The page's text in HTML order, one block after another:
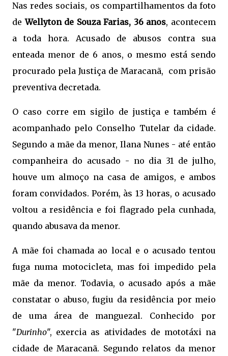
Nas redes sociais, os compartilhamentos da foto
deWellyton de Souza Farias, 36 anos, acontecem
a toda hora. Acusado de abusos contra sua
enteada menor de 6 anos, o mesmo está sendo
procurado pela Justiça de Maracanã, com prisão
preventiva decretada.
O caso corre em sigilo de justiça e também é
acompanhado pelo Conselho Tutelar da cidade.
Segundo a mãe da menor, Ilana Nunes - até então
companheira do acusado - no dia 31 de julho,
houve um almoço na casa de amigos, e ambos
foram convidados. Porém, às 13 horas, o acusado
voltou a residência e foi flagrado pela cunhada,
quando abusava da menor.
A mãe foi chamada ao local e o acusado tentou
fuga numa motocicleta, mas foi impedido pela
mãe da menor. Todavia, o acusado após a mãe
constatar o abuso, fugiu da residência por meio
de uma área de manguezal. Conhecido por
"Durinho", exercia as atividades de mototáxi na
cidade de Maracanã. Segundo relatos da menor